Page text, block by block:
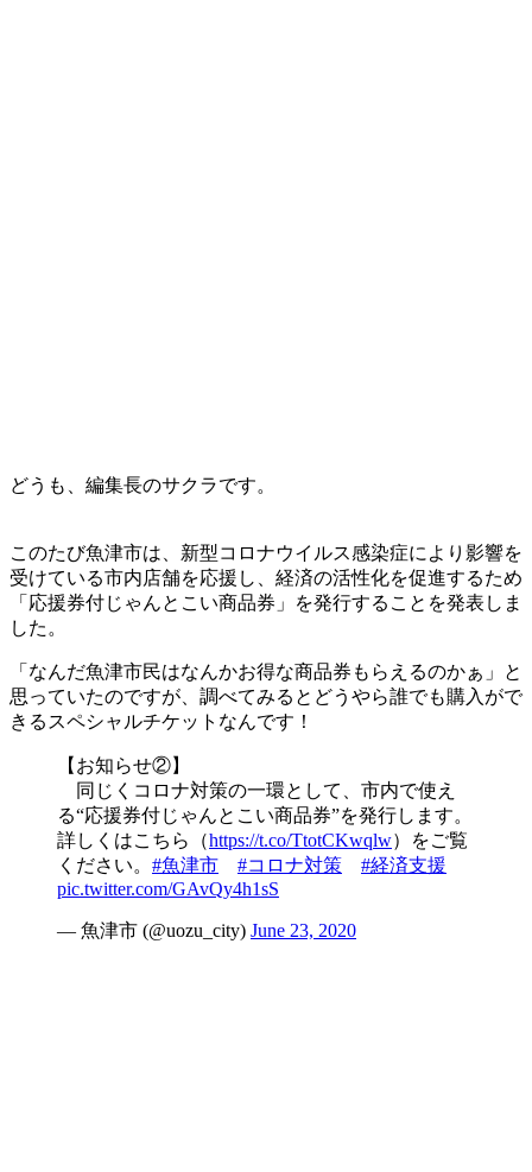
どうも、編集長のサクラです。
このたび魚津市は、新型コロナウイルス感染症により影響を
受けている市内店舗を応援し、経済の活性化を促進するため
「応援券付じゃんとこい商品券」を発行することを発表しま
した。
「なんだ魚津市民はなんかお得な商品券もらえるのかぁ」と
思っていたのですが、調べてみるとどうやら誰でも購入がで
きるスペシャルチケットなんです！
【お知らせ②】
同じくコロナ対策の一環として、市内で使え
る“応援券付じゃんとこい商品券”を発行します。
詳しくはこちら（https://t.co/TtotCKwqlw）をご覧
ください。 #魚津市 #コロナ対策
#経済支援
pic.twitter.com/GAvQy4h1sS
— 魚津市 (@uozu_city) June 23, 2020